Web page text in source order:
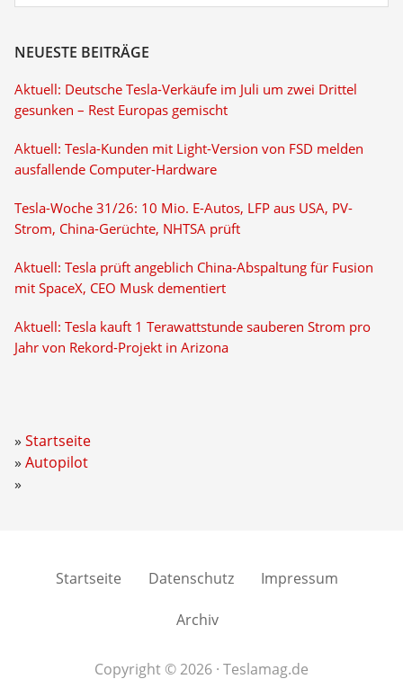
NEUESTE BEITRÄGE
Aktuell: Deutsche Tesla-Verkäufe im Juli um zwei Drittel
gesunken – Rest Europas gemischt
Aktuell: Tesla-Kunden mit Light-Version von FSD melden
ausfallende Computer-Hardware
Tesla-Woche 31/26: 10 Mio. E-Autos, LFP aus USA, PV-
Strom, China-Gerüchte, NHTSA prüft
Aktuell: Tesla prüft angeblich China-Abspaltung für Fusion
mit SpaceX, CEO Musk dementiert
Aktuell: Tesla kauft 1 Terawattstunde sauberen Strom pro
Jahr von Rekord-Projekt in Arizona
Startseite
Autopilot
Startseite Datenschutz Impressum
Archiv
Copyright © 2026 · Teslamag.de